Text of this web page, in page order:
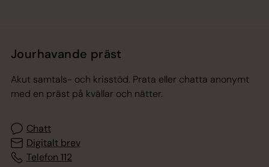
Jourhavande präst
Akut samtals- och krisstöd. Prata eller chatta anonymt
med en präst på kvällar och nätter.
Chatt
Digitalt brev
Telefon 112